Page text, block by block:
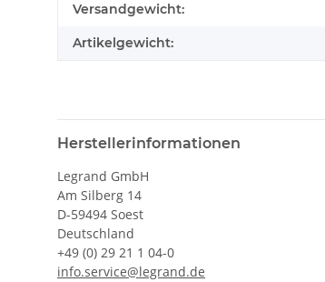
Versandgewicht:
Artikelgewicht:
Herstellerinformationen
Legrand GmbH
Am Silberg 14
D-59494 Soest
Deutschland
+49 (0) 29 21 1 04-0
info.service@legrand.de